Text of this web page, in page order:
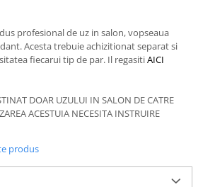
profesional de uz in salon, vopseaua
Acesta trebuie achizitionat separat si
fiecarui tip de par. Il regasitiAICI
DOAR UZULUI IN SALON DE CATRE
ACESTUIA NECESITA INSTRUIRE
produs